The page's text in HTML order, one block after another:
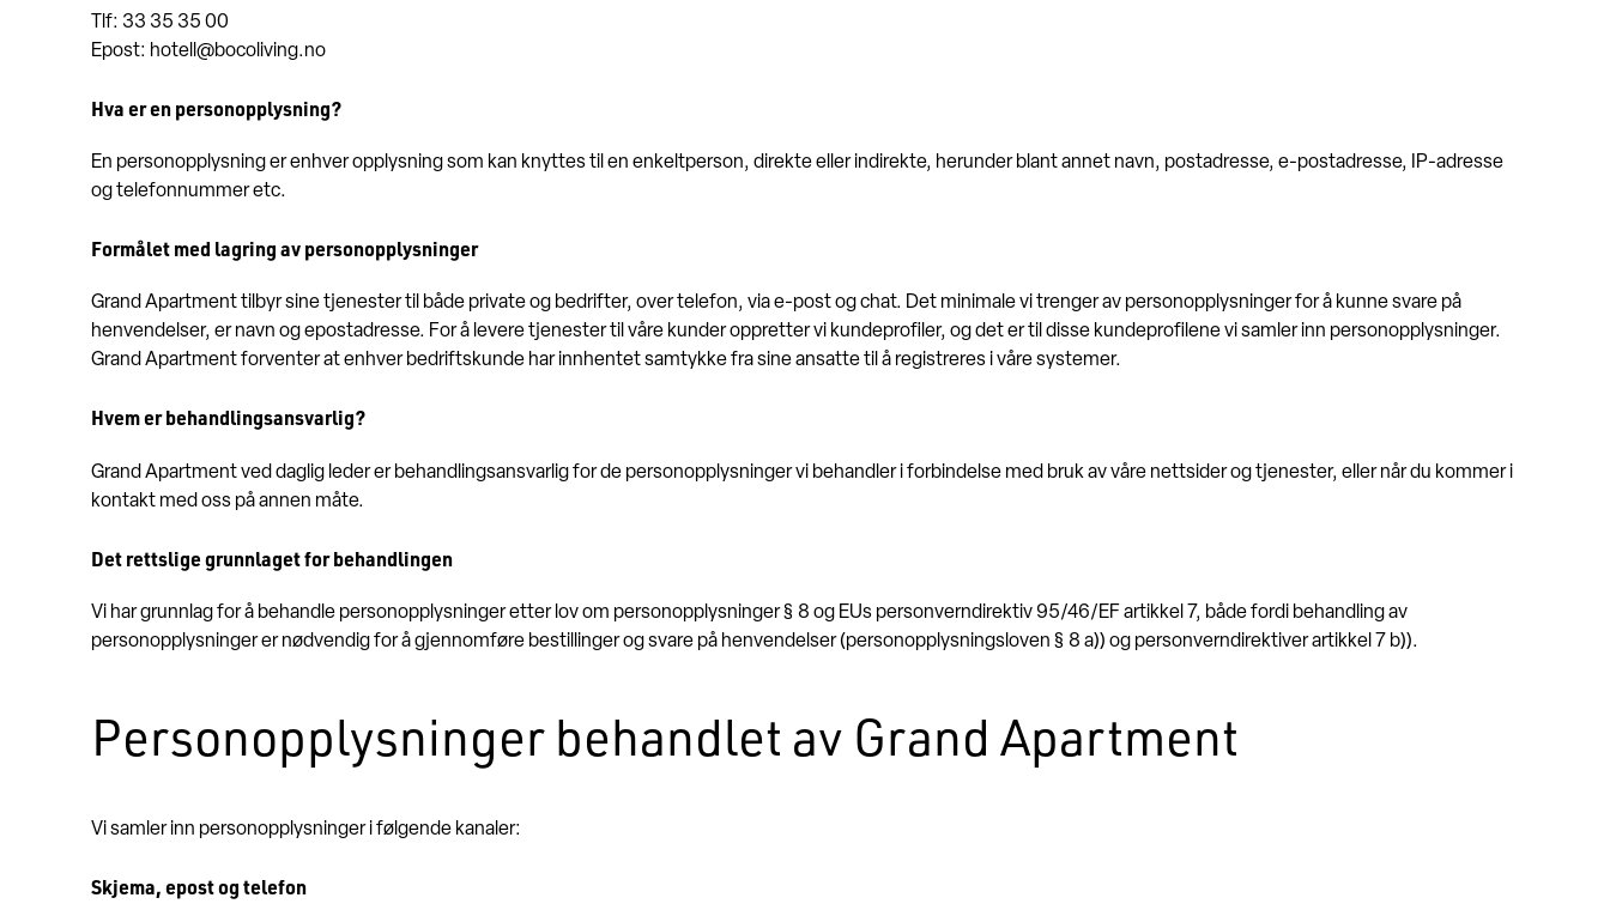
Tlf: 33 35 35 00
Epost: hotell@bocoliving.no
Hva er en personopplysning?
En personopplysning er enhver opplysning som kan knyttes til en enkeltperson, direkte eller indirekte, herunder blant annet navn, postadresse, e-postadresse, IP-adresse
og telefonnummer etc.
Formålet med lagring av personopplysninger
Grand Apartment tilbyr sine tjenester til både private og bedrifter, over telefon, via e-post og chat. Det minimale vi trenger av personopplysninger for å kunne svare på
henvendelser, er navn og epostadresse. For å levere tjenester til våre kunder oppretter vi kundeprofiler, og det er til disse kundeprofilene vi samler inn personopplysninger.
Grand Apartment forventer at enhver bedriftskunde har innhentet samtykke fra sine ansatte til å registreres i våre systemer.
Hvem er behandlingsansvarlig?
Grand Apartment ved daglig leder er behandlingsansvarlig for de personopplysninger vi behandler i forbindelse med bruk av våre nettsider og tjenester, eller når du kommer i
kontakt med oss på annen måte.
Det rettslige grunnlaget for behandlingen
Vi har grunnlag for å behandle personopplysninger etter lov om personopplysninger § 8 og EUs personverndirektiv 95/46/EF artikkel 7, både fordi behandling av
personopplysninger er nødvendig for å gjennomføre bestillinger og svare på henvendelser (personopplysningsloven § 8 a)) og personverndirektiver artikkel 7 b)).
Personopplysninger behandlet av Grand Apartment
Vi samler inn personopplysninger i følgende kanaler:
Skjema, epost og telefon